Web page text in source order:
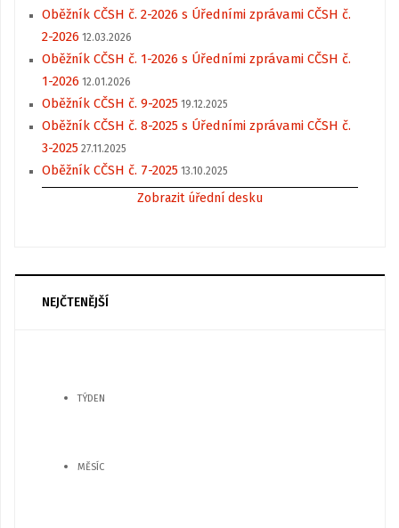
Oběžník CČSH č. 2-2026 s Úředními zprávami CČSH č.
2-2026 12.03.2026
Oběžník CČSH č. 1-2026 s Úředními zprávami CČSH č.
1-2026 12.01.2026
Oběžník CČSH č. 9-2025 19.12.2025
Oběžník CČSH č. 8-2025 s Úředními zprávami CČSH č.
3-2025 27.11.2025
Oběžník CČSH č. 7-2025 13.10.2025
Zobrazit úřední desku
NEJČTENĚJŠÍ
TÝDEN
MĚSÍC